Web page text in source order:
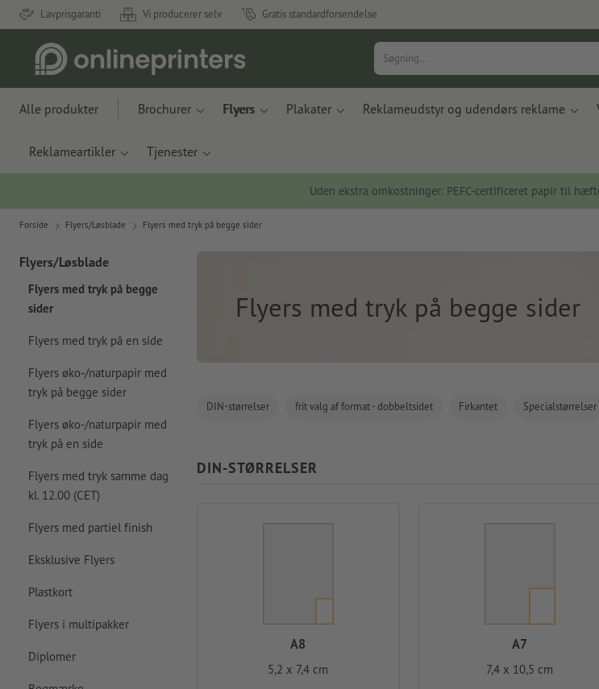
Lavprisgaranti Vi producerer selv Gratis standardforsendelse
Alle produkter Brochurer Flyers Plakater Reklameudstyr og udendørs reklame
Reklameartikler Tjenester
Uden ekstra omkostninger: PEFC-certificeret papir til
Forside Flyers/Løsblade Flyers med tryk på begge sider
Flyers/Løsblade
Flyers med tryk på begge
sider
Flyers med tryk på en side
Flyers øko-/naturpapir med
tryk på begge sider
Flyers øko-/naturpapir med
tryk på en side
Flyers med tryk samme dag
kl. 12.00 (CET)
Flyers med partiel finish
Eksklusive Flyers
Plastkort
Flyers i multipakker
Diplomer
Flyers med tryk på begge sider
DIN-størrelser frit valg af format - dobbeltsidet Firkantet Specialstørrelser
DIN-STØRRELSER
A8
5,2 x 7,4 cm
A7
7,4 x 10,5 cm